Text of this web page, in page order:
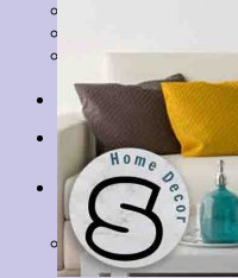
Tranh Thuỷ Mặc
Tin tức
Liên hệ
Giỏ hàng
Chưa có sản phẩm